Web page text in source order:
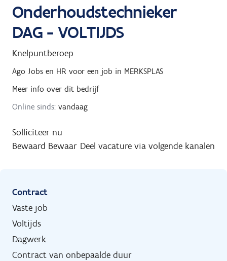
Onderhoudstechnieker
DAG - VOLTIJDS
Knelpuntberoep
Ago Jobs en HR voor een job in MERKSPLAS
Meer info over dit bedrijf
Online sinds: vandaag
Solliciteer nu
Bewaard Bewaar Deel vacature via volgende kanalen
Contract
Vaste job
Voltijds
Dagwerk
Contract van onbepaalde duur